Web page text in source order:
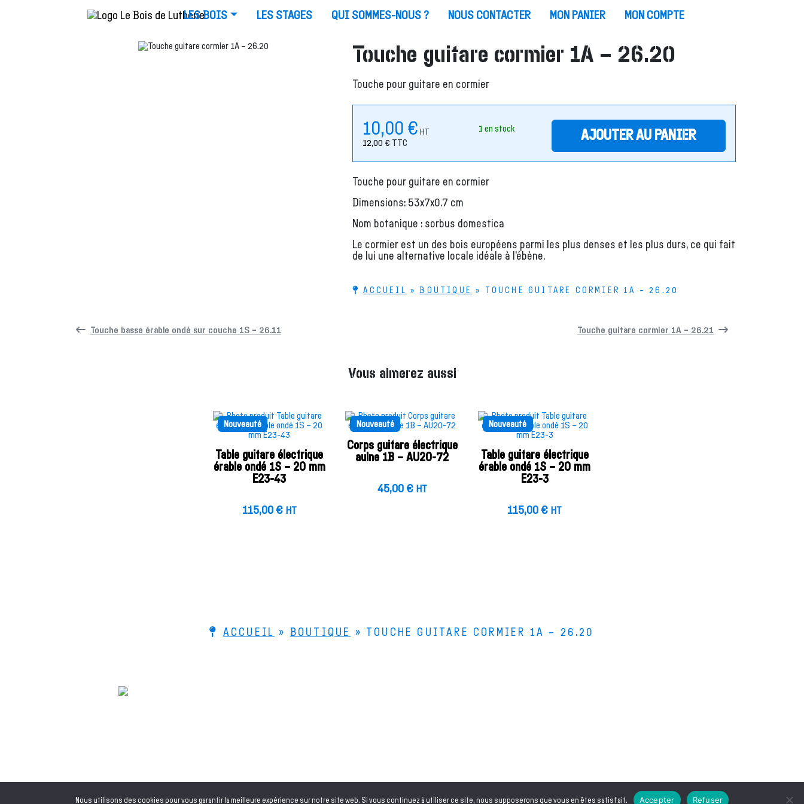
LES BOIS LES STAGES QUI SOMMES-NOUS ? NOUS CONTACTER MON PANIER MON COMPTE
Touche guitare cormier 1A – 26.20
Touche pour guitare en cormier
10,00 € HT
12,00 € TTC
1 en stock AJOUTER AU PANIER
Touche pour guitare en cormier
Dimensions: 53x7x0.7 cm
Nom botanique : sorbus domestica
Le cormier est un des bois européens parmi les plus denses et les plus durs, ce qui fait
de lui une alternative locale idéale à l’ébène.
ACCUEIL »BOUTIQUE » TOUCHE GUITARE CORMIER 1A – 26.20
Touche basse érable ondé sur couche 1S – 26.11 Touche guitare cormier 1A – 26.21
Vous aimerez aussi
Nouveauté
Table guitare électrique
érable ondé 1S – 20 mm
E23-43
115,00 € HT
Nouveauté
Corps guitare électrique
aulne 1B – AU20-72
45,00 € HT
Nouveauté
Table guitare électrique
érable ondé 1S – 20 mm
E23-3
115,00 € HT
ACCUEIL » BOUTIQUE » TOUCHE GUITARE CORMIER 1A – 26.20
Nous utilisons des cookies pour vous garantir la meilleure expérience sur notre site web. Si vous continuez à utiliser ce site, nous supposerons que vous en êtes satisfait. Accepter Refuser